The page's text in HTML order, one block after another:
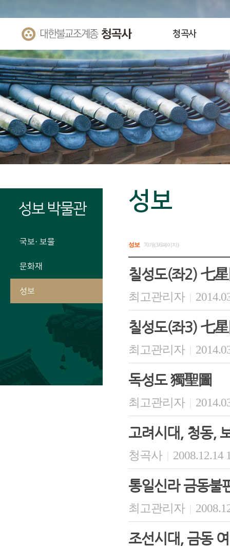
청곡사
성보 박물관
국보· 보물
문화재
성보
성보
성보 70개(3/6페이지)
칠성도(좌2) 七
최고관리자
칠성도(좌3) 七
최고관리자
독성도 獨聖圖
최고관리자
고려시대, 청동,
청곡사 2008.12.14
통일신라 금동불
최고관리자
조선시대, 금동